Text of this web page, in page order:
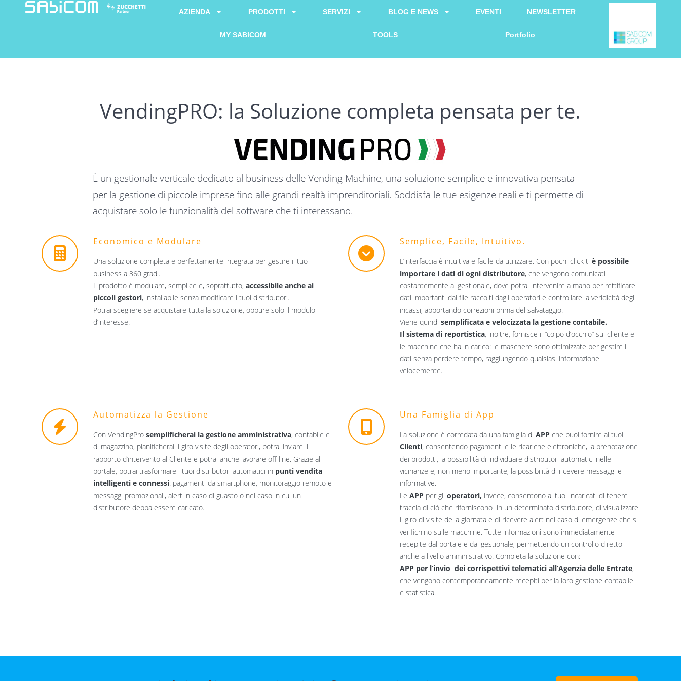
AZIENDA PRODOTTI SERVIZI BLOG E NEWS EVENTI NEWSLETTER
MY SABICOM TOOLS Portfolio
VendingPRO: la Soluzione completa pensata per te.
È un gestionale verticale dedicato al business delle Vending Machine, una soluzione semplice e innovativa pensata
per la gestione di piccole imprese fino alle grandi realtà imprenditoriali. Soddisfa le tue esigenze reali e ti permette di
acquistare solo le funzionalità del software che ti interessano.
Economico e Modulare
Una soluzione completa e perfettamente integrata per gestire il tuo
business a 360 gradi.
Il prodotto è modulare, semplice e, soprattutto,accessibile anche ai
piccoli gestori, installabile senza modificare i tuoi distributori.
Potrai scegliere se acquistare tutta la soluzione, oppure solo il modulo
d’interesse.
Semplice, Facile, Intuitivo.
L’interfaccia è intuitiva e facile da utilizzare. Con pochi click ti è possibile
importare i dati di ogni distributore, che vengono comunicati
costantemente al gestionale, dove potrai intervenire a mano per rettificare i
dati importanti dai file raccolti dagli operatori e controllare la veridicità degli
incassi, apportando correzioni prima del salvataggio.
Viene quindi semplificata e velocizzata la gestione contabile.
Il sistema di reportistica, inoltre, fornisce il “colpo d’occhio” sul cliente e
le macchine che ha in carico: le maschere sono ottimizzate per gestire i
dati senza perdere tempo, raggiungendo qualsiasi informazione
velocemente.
Automatizza la Gestione
Con VendingProsemplificherai la gestione amministrativa, contabile e
di magazzino, pianificherai il giro visite degli operatori, potrai inviare il
rapporto d’intervento al Cliente e potrai anche lavorare off-line. Grazie al
portale, potrai trasformare i tuoi distributori automatici in punti vendita
intelligenti e connessi: pagamenti da smartphone, monitoraggio remoto e
messaggi promozionali, alert in caso di guasto o nel caso in cui un
distributore debba essere caricato.
Una Famiglia di App
La soluzione è corredata da una famiglia di APP che puoi fornire ai tuoi
Clienti, consentendo pagamenti e le ricariche elettroniche, la prenotazione
dei prodotti, la possibilità di individuare distributori automatici nelle
vicinanze e, non meno importante, la possibilità di ricevere messaggi e
informative.
Le APP per gli operatori, invece, consentono ai tuoi incaricati di tenere
traccia di ciò che riforniscono in un determinato distributore, di visualizzare
il giro di visite della giornata e di ricevere alert nel caso di emergenze che si
verifichino sulle macchine. Tutte informazioni sono immediatamente
recepite dal portale e dal gestionale, permettendo un controllo diretto
anche a livello amministrativo. Completa la soluzione con:
APP per l’invio dei corrispettivi telematici all’Agenzia delle Entrate,
che vengono contemporaneamente recepiti per la loro gestione contabile
e statistica.